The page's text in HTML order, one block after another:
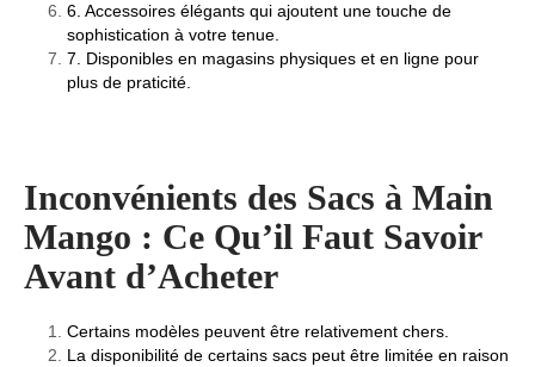
6. Accessoires élégants qui ajoutent une touche de
sophistication à votre tenue.
7. Disponibles en magasins physiques et en ligne pour
plus de praticité.
Inconvénients des Sacs à Main
Mango : Ce Qu’il Faut Savoir
Avant d’Acheter
Certains modèles peuvent être relativement chers.
La disponibilité de certains sacs peut être limitée en raison